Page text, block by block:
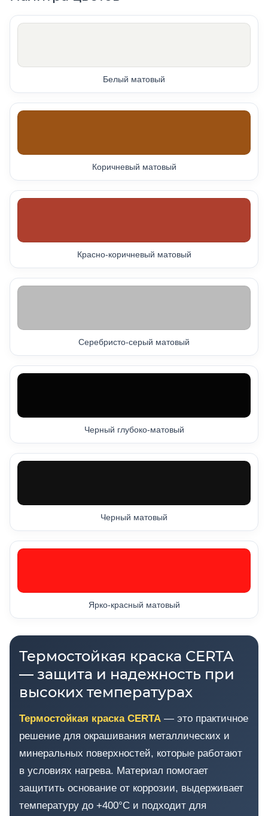
Белый матовый
Коричневый матовый
Красно-коричневый матовый
Серебристо-серый матовый
Черный глубоко-матовый
Черный матовый
Ярко-красный матовый
Термостойкая краска CERTA
— защита и надежность при
высоких температурах
Термостойкая краска CERTA — это практичное
решение для окрашивания металлических и
минеральных поверхностей, которые работают
в условиях нагрева. Материал помогает
защитить основание от коррозии, выдерживает
температуру до +400°C и подходит для